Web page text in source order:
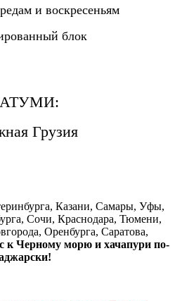
и воскресеньям
блок
Грузия
Казани, Самары, Уфы,
Сочи, Краснодара, Тюмени,
Оренбурга, Саратова,
к Черному морю и хачапури по-